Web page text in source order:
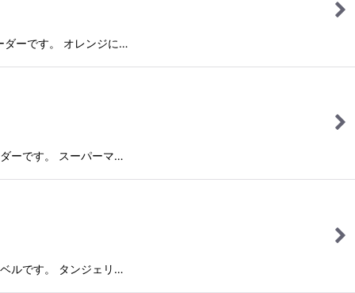
ーです。 オレンジに…
ーです。 スーパーマ…
ルです。 タンジェリ…